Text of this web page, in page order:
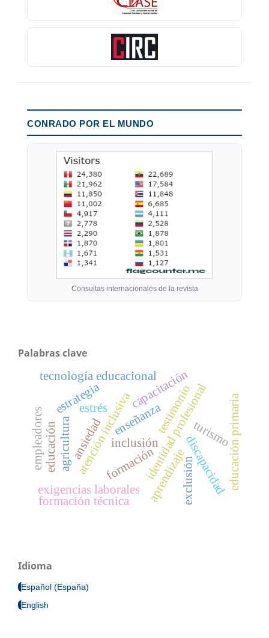
CONRADO POR EL MUNDO
Consultas internacionales de la revista
Palabras clave
formación
atención inclusivaidentidad profesional
enseñanza
aprendizaje
inclusión
exclusión
discapacidad
capacitación
tecnología educacional
estrés
ansiedad
exigencias laborales
agricultura
formación técnica
turismoeducación primaria
educación
empleadores
estrategia testimonio
Idioma
Español (España)
English